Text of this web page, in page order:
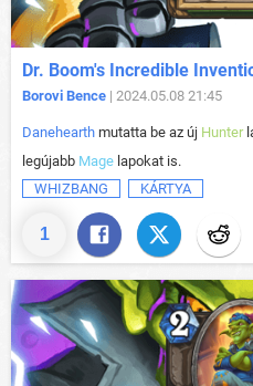
1
Dr. Boom's Incredible
Borovi Bence | 2024.05.08 21:45
Danehearth mutatta be az új Hunter
legújabb Mage lapokat is.
WHIZBANG
KÁRTYA